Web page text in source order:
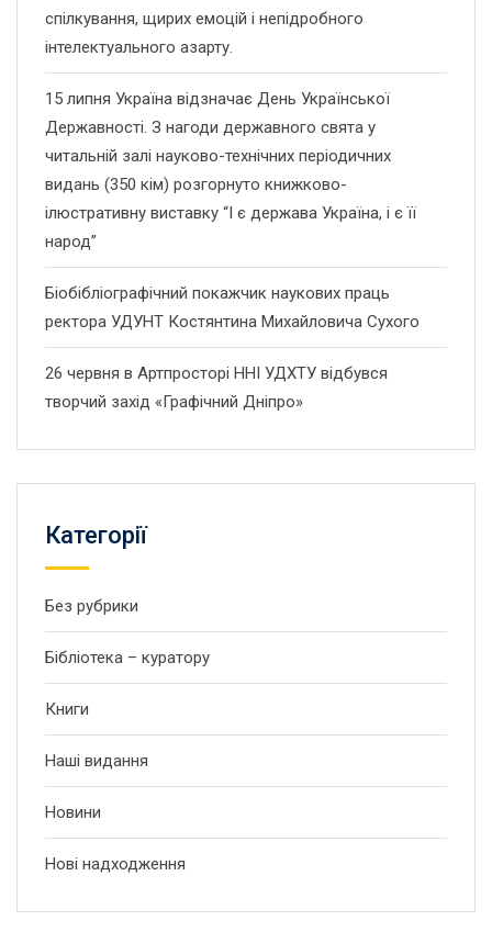
спілкування, щирих емоцій і непідробного
інтелектуального азарту.
15 липня Україна відзначає День Української
Державності. З нагоди державного свята у
читальній залі науково-технічних періодичних
видань (350 кім) розгорнуто книжково-
ілюстративну виставку “І є держава Україна, і є її
народ”
Біобібліографічний покажчик наукових праць
ректора УДУНТ Костянтина Михайловича Сухого
26 червня в Артпросторі ННІ УДХТУ відбувся
творчий захід «Графічний Дніпро»
Категорії
Без рубрики
Бібліотека – куратору
Книги
Наші видання
Новини
Нові надходження